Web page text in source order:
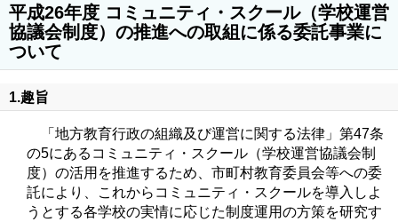
平成26年度 コミュニティ・スクール（学校運営
協議会制度）の推進への取組に係る委託事業に
ついて
1.趣旨
「地方教育行政の組織及び運営に関する法律」第47条
の5にあるコミュニティ・スクール（学校運営協議会制
度）の活用を推進するため、市町村教育委員会等への委
託により、これからコミュニティ・スクールを導入しよ
うとする各学校の実情に応じた制度運用の方策を研究す